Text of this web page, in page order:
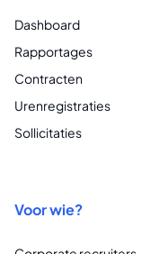
Dashboard
Rapportages
Contracten
Urenregistraties
Sollicitaties
Voor wie?